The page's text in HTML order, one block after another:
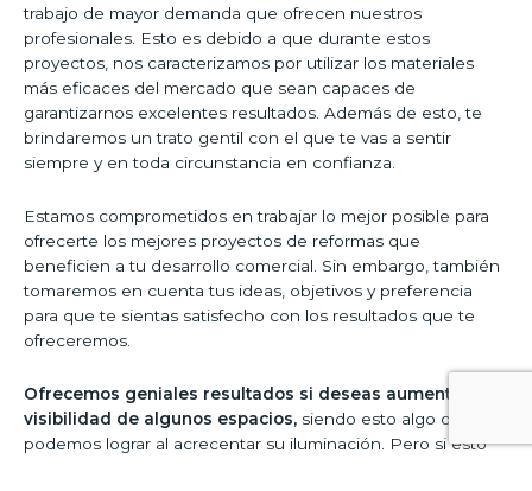
trabajo de mayor demanda que ofrecen nuestros
profesionales. Esto es debido a que durante estos
proyectos, nos caracterizamos por utilizar los materiales
más eficaces del mercado que sean capaces de
garantizarnos excelentes resultados. Además de esto, te
brindaremos un trato gentil con el que te vas a sentir
siempre y en toda circunstancia en confianza.
Estamos comprometidos en trabajar lo mejor posible para
ofrecerte los mejores proyectos de reformas que
beneficien a tu desarrollo comercial. Sin embargo, también
tomaremos en cuenta tus ideas, objetivos y preferencia
para que te sientas satisfecho con los resultados que te
ofreceremos.
Ofrecemos geniales resultados si deseas aumentar la
visibilidad de algunos espacios, siendo esto algo que
podemos lograr al acrecentar su iluminación. Pero si esto